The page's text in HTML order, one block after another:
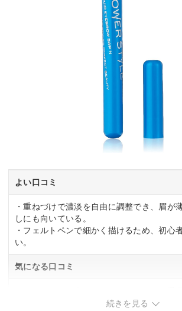
よい口コミ
・重ねづけで濃淡を自由に調整でき、眉が
しにも向いている。
・フェルトペンで細かく描けるため、初心
い。
気になる口コミ
続きを見る